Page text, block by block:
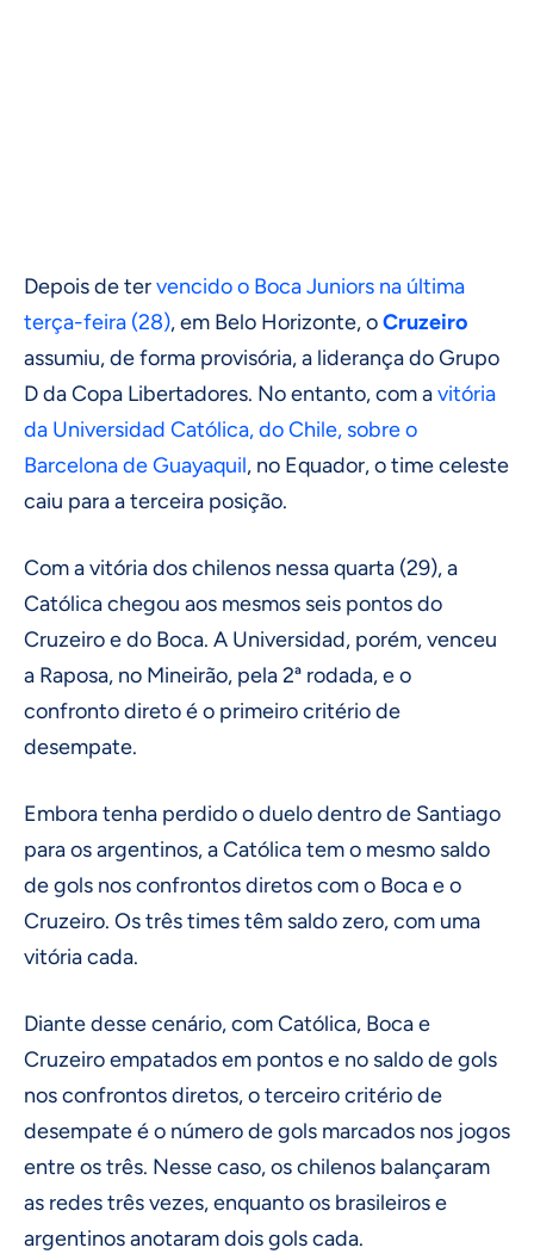
Depois de tervencido o Boca Juniors na última
terça-feira (28), em Belo Horizonte, oCruzeiro
assumiu, de forma provisória, a liderança do Grupo
D da Copa Libertadores. No entanto, com avitória
da Universidad Católica, do Chile, sobre o
Barcelona de Guayaquil, no Equador, o time celeste
caiu para a terceira posição.
Com a vitória dos chilenos nessa quarta (29), a
Católica chegou aos mesmos seis pontos do
Cruzeiro e do Boca. A Universidad, porém, venceu
a Raposa, no Mineirão, pela 2ª rodada, e o
confronto direto é o primeiro critério de
desempate.
Embora tenha perdido o duelo dentro de Santiago
para os argentinos, a Católica tem o mesmo saldo
de gols nos confrontos diretos com o Boca e o
Cruzeiro. Os três times têm saldo zero, com uma
vitória cada.
Diante desse cenário, com Católica, Boca e
Cruzeiro empatados em pontos e no saldo de gols
nos confrontos diretos, o terceiro critério de
desempate é o número de gols marcados nos jogos
entre os três. Nesse caso, os chilenos balançaram
as redes três vezes, enquanto os brasileiros e
argentinos anotaram dois gols cada.